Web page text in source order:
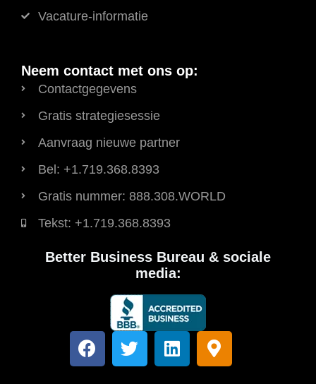
Vacature-informatie
Neem contact met ons op:
Contactgegevens
Gratis strategiesessie
Aanvraag nieuwe partner
Bel: +1.719.368.8393
Gratis nummer: 888.308.WORLD
Tekst: +1.719.368.8393
Better Business Bureau & sociale
media:
F
a
T
w
L
i
K
a